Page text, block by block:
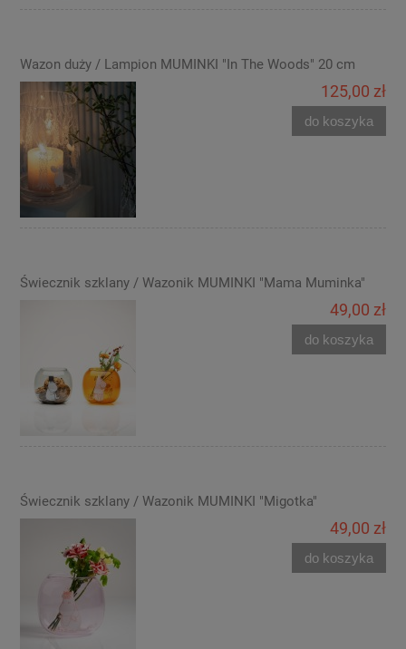
Wazon duży / Lampion MUMINKI "In The Woods" 20 cm
125,00 zł
do koszyka
Świecznik szklany / Wazonik MUMINKI "Mama Muminka"
49,00 zł
do koszyka
Świecznik szklany / Wazonik MUMINKI "Migotka"
49,00 zł
do koszyka